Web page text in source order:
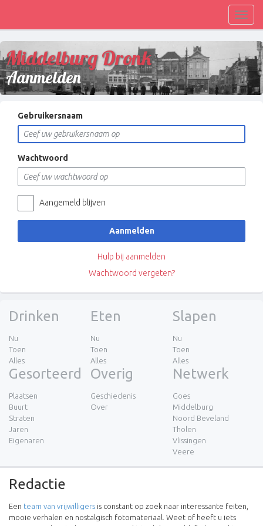
Middelburg Dronk
Aanmelden
Gebruikersnaam
Wachtwoord
Aangemeld blijven
Aanmelden
Hulp bij aanmelden
Wachtwoord vergeten?
Drinken
Nu
Toen
Alles
Eten
Nu
Toen
Alles
Slapen
Nu
Toen
Alles
Gesorteerd
Plaatsen
Buurt
Straten
Jaren
Eigenaren
Overig
Geschiedenis
Over
Netwerk
Goes
Middelburg
Noord Beveland
Tholen
Vlissingen
Veere
Redactie
Een team van vrijwilligers is constant op zoek naar interessante feiten,
mooie verhalen en nostalgisch fotomateriaal. Weet of heeft u iets